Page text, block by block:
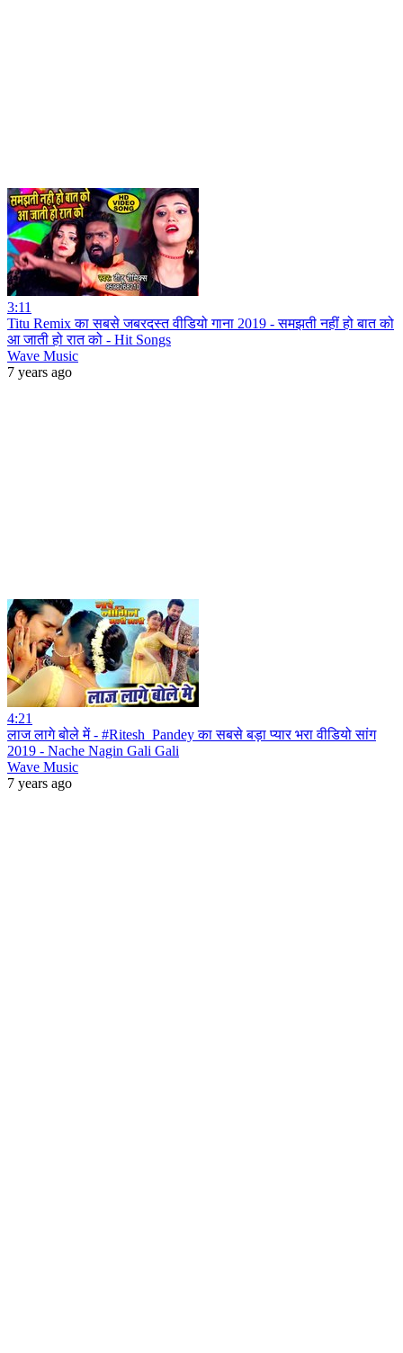
3:11
Titu Remix का सबसे जबरदस्त वीडियो गाना 2019 - समझती नहीं हो बात को
आ जाती हो रात को - Hit Songs
Wave Music
7 years ago
4:21
लाज लागे बोले में - #Ritesh_Pandey का सबसे बड़ा प्यार भरा वीडियो सांग
2019 - Nache Nagin Gali Gali
Wave Music
7 years ago